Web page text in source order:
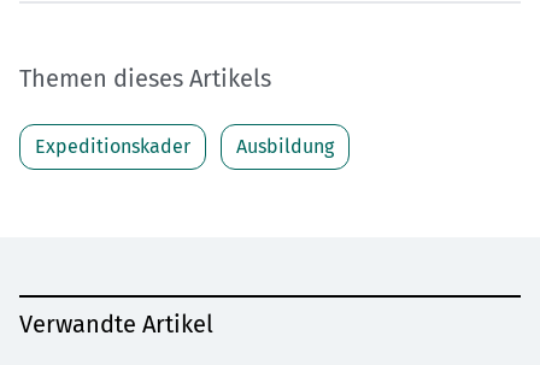
Themen dieses Artikels
Expeditionskader Ausbildung
Verwandte Artikel